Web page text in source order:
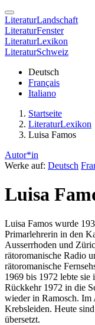
LiteraturLandschaft
LiteraturFenster
LiteraturLexikon
LiteraturSchweiz
Deutsch
Français
Italiano
Startseite
LiteraturLexikon
Luisa Famos
Autor*in
Werke auf: Deutsch
Luisa
Luisa Famos wurde
Primarlehrerin in den
Ausserrhoden und
rätoromanische Radio
rätoromanische
1969 bis 1972 lebte sie
Rückkehr 1972 in die
wieder in Ramosch. Im
Krebsleiden. Heute
übersetzt.